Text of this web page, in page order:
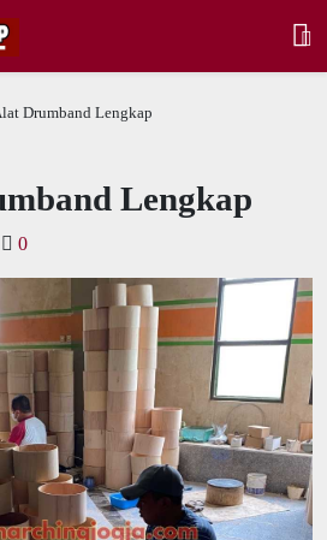
Drumband Lengkap
Lengkap
0